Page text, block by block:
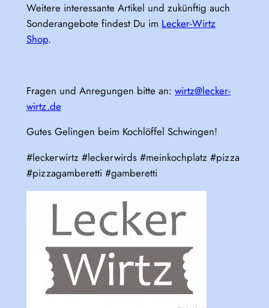
Weitere interessante Artikel und zukünftig auch
Sonderangebote findest Du im Lecker-Wirtz
Shop.
Fragen und Anregungen bitte an: wirtz@lecker-
wirtz.de
Gutes Gelingen beim Kochlöffel Schwingen!
#leckerwirtz #leckerwirds #meinkochplatz #pizza
#pizzagamberetti #gamberetti